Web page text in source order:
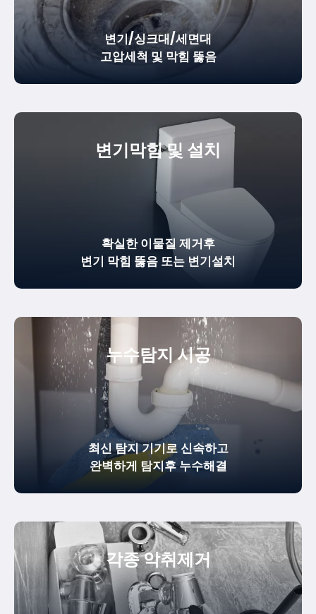
변기/싱크대/세면대
고압세척 및 막힘 뚫음
변기막힘 및 설치
확실한이물질 제거후
변기 막힘 뚫음 또는 변기설치
누수탐지 시공
최신 탐지 기기로 신속하고
완벽하게 탐지후 누수해결
각종 악취제거